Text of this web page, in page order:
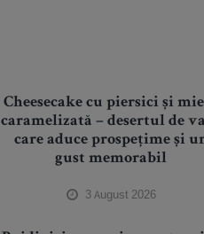
Cheesecake cu piersici și
caramelizată – desertul de
care aduce prospețime și
gust memorabil
3 August 2026